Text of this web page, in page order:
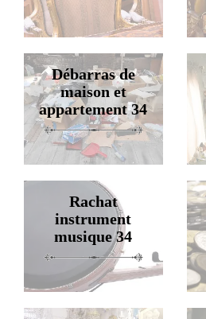
Débarras de
maison et
appartement 34
Rachat
instrument
musique 34